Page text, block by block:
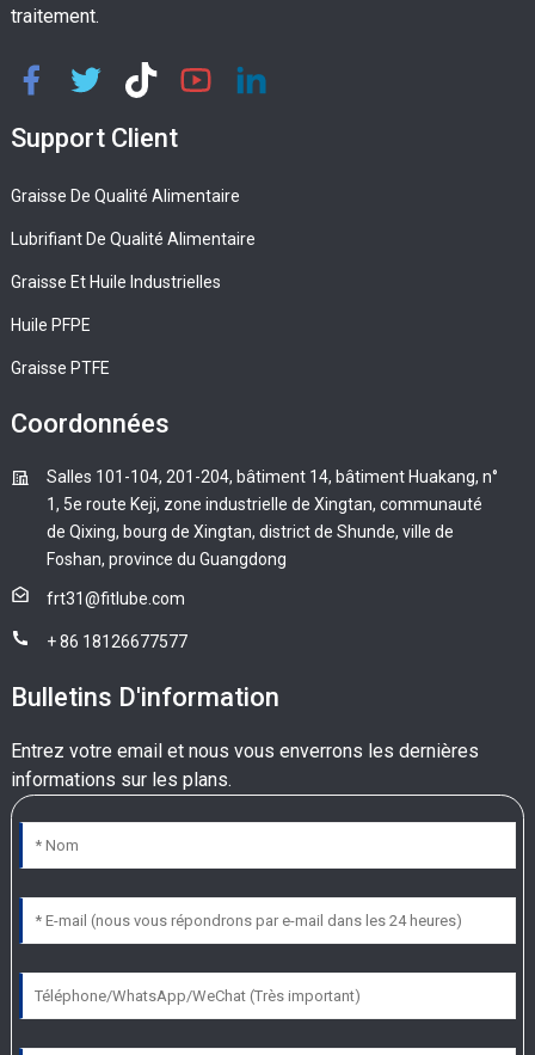
traitement.
Support Client
Graisse De Qualité Alimentaire
Lubrifiant De Qualité Alimentaire
Graisse Et Huile Industrielles
Huile PFPE
Graisse PTFE
Coordonnées
Salles 101-104, 201-204, bâtiment 14, bâtiment Huakang, n°
1, 5e route Keji, zone industrielle de Xingtan, communauté
de Qixing, bourg de Xingtan, district de Shunde, ville de
Foshan, province du Guangdong
frt31@fitlube.com
+ 86 18126677577
Bulletins D'information
Entrez votre email et nous vous enverrons les dernières
informations sur les plans.